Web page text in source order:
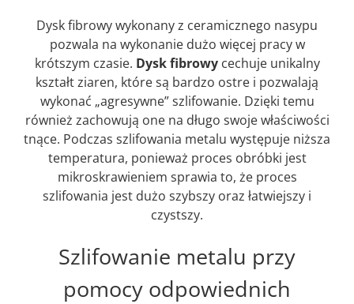
Dysk fibrowy wykonany z ceramicznego nasypu
pozwala na wykonanie dużo więcej pracy w
krótszym czasie. Dysk fibrowycechuje unikalny
kształt ziaren, które są bardzo ostre i pozwalają
wykonać „agresywne” szlifowanie. Dzięki temu
również zachowują one na długo swoje właściwości
tnące. Podczas szlifowania metalu występuje niższa
temperatura, ponieważ proces obróbki jest
mikroskrawieniem sprawia to, że proces
szlifowania jest dużo szybszy oraz łatwiejszy i
czystszy.
Szlifowanie metalu przy
pomocy odpowiednich